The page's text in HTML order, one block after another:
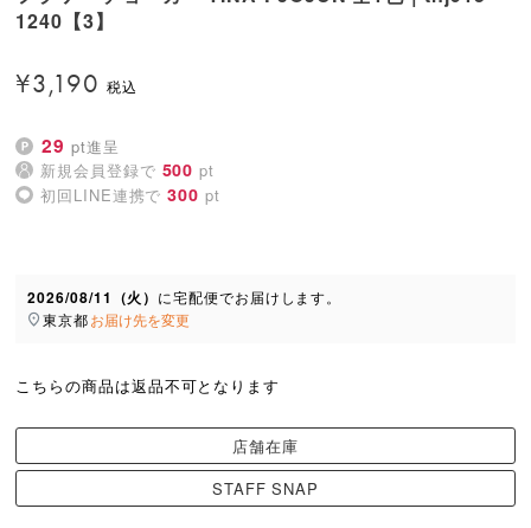
1240【3】
¥3,190
29 pt進呈
新規会員登録で 500 pt
初回LINE連携で 300 pt
2026/08/11（火） に宅配便でお届けします。
東京都お届け先を変更
こちらの商品は返品不可となります
店舗在庫
STAFF SNAP